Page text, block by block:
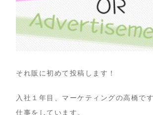
それ販に初めて投稿します！
入社１年目、マーケティングの高橋で
仕事をしています。